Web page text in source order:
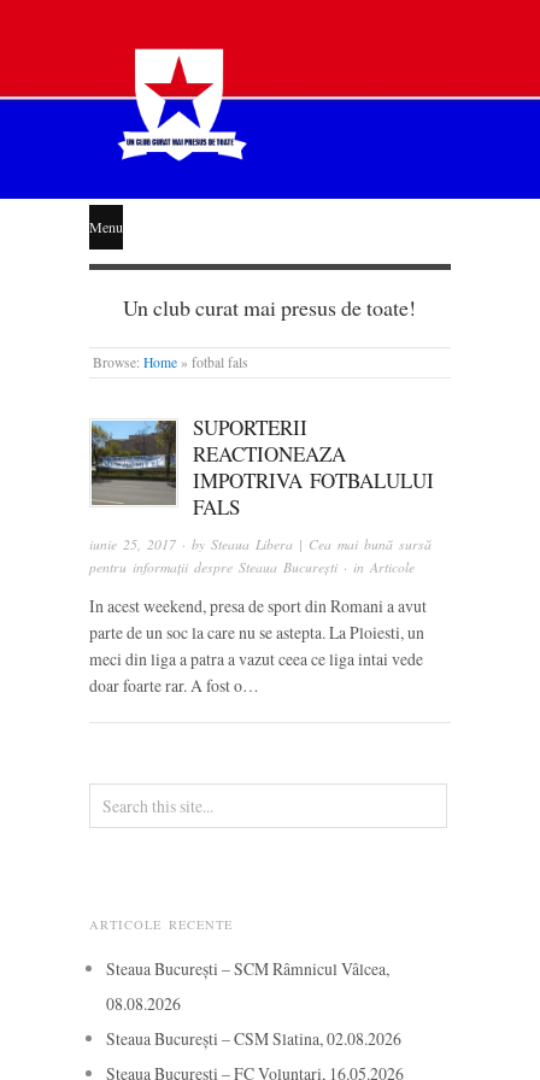
STEAUA
LIBERĂ
Menu
Un club curat mai presus de toate!
Browse: Home » fotbal fals
SUPORTERII
REACTIONEAZA
IMPOTRIVA FOTBALULUI
FALS
iunie 25, 2017 · by Steaua Libera | Cea mai bună sursă
pentru informații despre Steaua București · in Articole
In acest weekend, presa de sport din Romani a avut
parte de un soc la care nu se astepta. La Ploiesti, un
meci din liga a patra a vazut ceea ce liga intai vede
doar foarte rar. A fost o…
ARTICOLE RECENTE
Steaua București – SCM Râmnicul Vâlcea,
08.08.2026
Steaua București – CSM Slatina, 02.08.2026
Steaua București – FC Voluntari, 16.05.2026